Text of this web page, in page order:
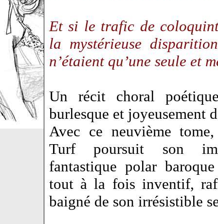
Et si le trafic de
la mystérieuse
n’étaient qu’une seule et
Un récit choral
burlesque et joyeusement
Avec ce neuvième tome,
Turf poursuit son
fantastique polar
tout à la fois inventif,
baigné de son irrésistible